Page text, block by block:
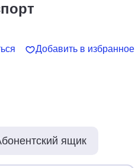
Добавить в избранное
ящик